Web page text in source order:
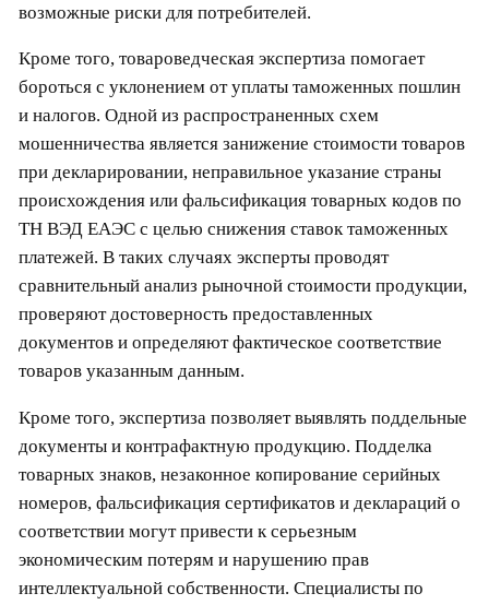
возможные риски для потребителей.
Кроме того, товароведческая экспертиза помогает
бороться с уклонением от уплаты таможенных пошлин
и налогов. Одной из распространенных схем
мошенничества является занижение стоимости товаров
при декларировании, неправильное указание страны
происхождения или фальсификация товарных кодов по
ТН ВЭД ЕАЭС с целью снижения ставок таможенных
платежей. В таких случаях эксперты проводят
сравнительный анализ рыночной стоимости продукции,
проверяют достоверность предоставленных
документов и определяют фактическое соответствие
товаров указанным данным.
Кроме того, экспертиза позволяет выявлять поддельные
документы и контрафактную продукцию. Подделка
товарных знаков, незаконное копирование серийных
номеров, фальсификация сертификатов и деклараций о
соответствии могут привести к серьезным
экономическим потерям и нарушению прав
интеллектуальной собственности. Специалисты по